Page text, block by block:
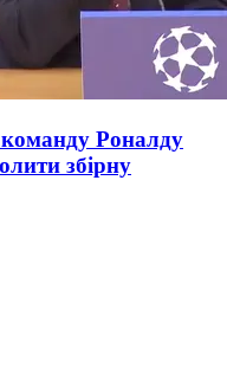
Роналду
збірну